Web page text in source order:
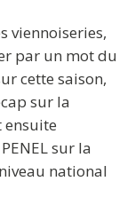
viennoiseries,
par un mot du
cette saison,
sur la
ensuite
sur la
national